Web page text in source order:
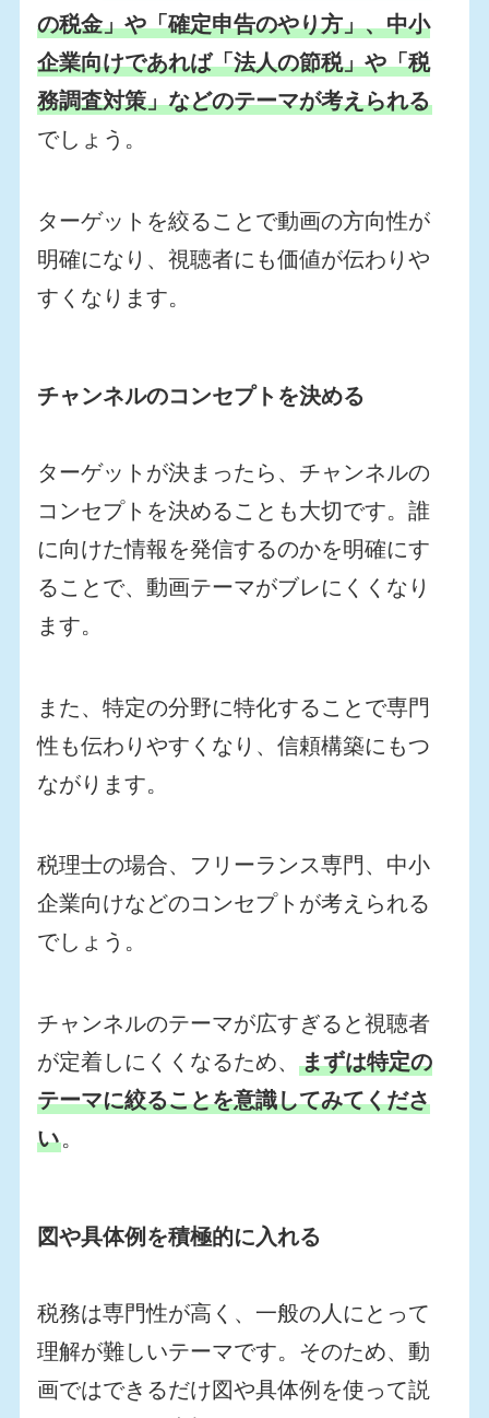
の税金」や「確定申告のやり方」、中小
企業向けであれば「法人の節税」や「税
務調査対策」などのテーマが考えられる
でしょう。
ターゲットを絞ることで動画の方向性が
明確になり、視聴者にも価値が伝わりや
すくなります。
チャンネルのコンセプトを決める
ターゲットが決まったら、チャンネルの
コンセプトを決めることも大切です。誰
に向けた情報を発信するのかを明確にす
ることで、動画テーマがブレにくくなり
ます。
また、特定の分野に特化することで専門
性も伝わりやすくなり、信頼構築にもつ
ながります。
税理士の場合、フリーランス専門、中小
企業向けなどのコンセプトが考えられる
でしょう。
チャンネルのテーマが広すぎると視聴者
が定着しにくくなるため、まずは特定の
テーマに絞ることを意識してみてくださ
い。
図や具体例を積極的に入れる
税務は専門性が高く、一般の人にとって
理解が難しいテーマです。そのため、動
画ではできるだけ図や具体例を使って説